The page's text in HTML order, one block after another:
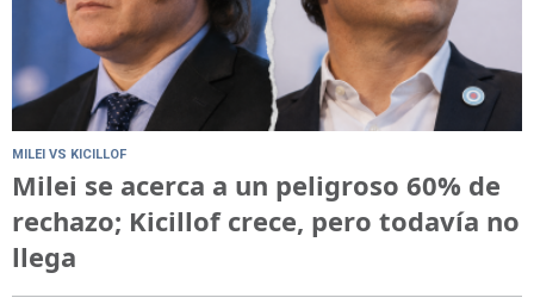
MILEI VS KICILLOF
Milei se acerca a un peligroso 60% de
rechazo; Kicillof crece, pero todavía no
llega